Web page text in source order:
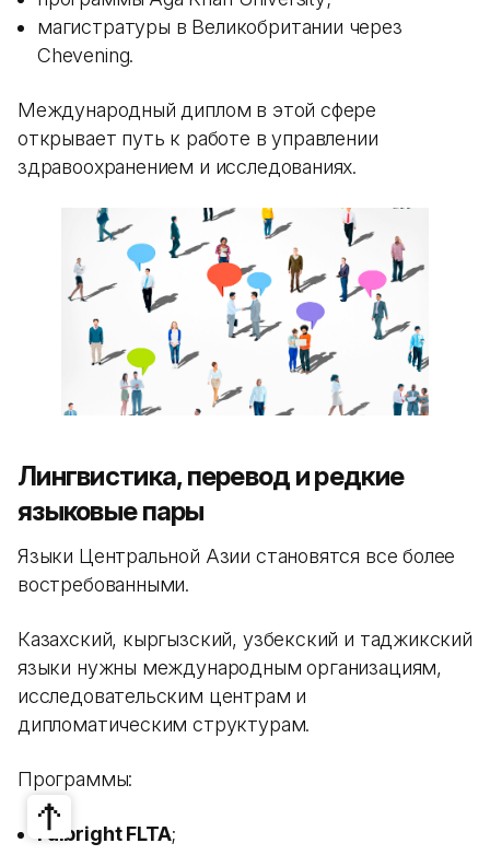
магистратуры в Великобритании через
Chevening.
Международный диплом в этой сфере
открывает путь к работе в управлении
здравоохранением и исследованиях.
Лингвистика, перевод и редкие
языковые пары
Языки Центральной Азии становятся все более
востребованными.
Казахский, кыргызский, узбекский и таджикский
языки нужны международным организациям,
исследовательским центрам и
дипломатическим структурам.
Программы:
Fulbright FLTA;